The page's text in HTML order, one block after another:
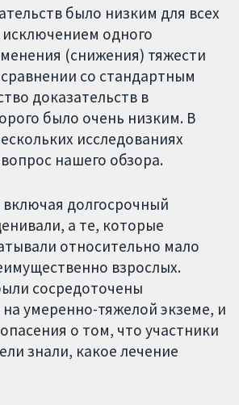
было низким для всех
исключением одного
(снижения) тяжести
со стандартным
доказательств в
было очень низким. В
исследованиях
нашего обзора.
долгосрочный
а те, которые
относительно мало
взрослых.
сосредоточены
умеренно-тяжелой экземе, и
о том, что участники
знали, какое лечение